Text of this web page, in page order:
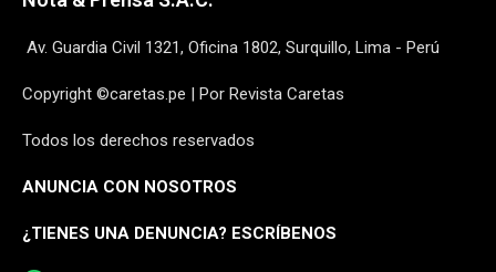
Av. Guardia Civil 1321, Oficina 1802, Surquillo, Lima - Perú
Copyright ©caretas.pe | Por Revista Caretas
Todos los derechos reservados
ANUNCIA CON NOSOTROS
¿TIENES UNA DENUNCIA? ESCRÍBENOS